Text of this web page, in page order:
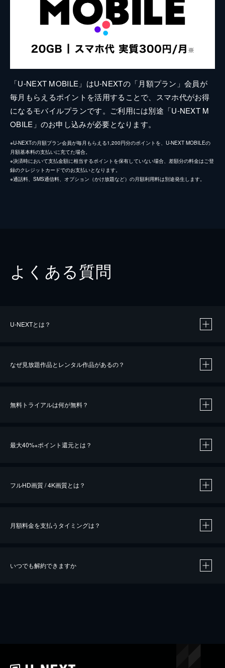
「U-NEXT MOBILE」はU-NEXTの「月額プラン」会員が
毎月もらえるポイントを活用することで、スマホ代がお得
になるモバイルプランです。ご利用には別途「U-NEXT M
OBILE」のお申し込みが必要となります。
※U-NEXTの月額プラン会員が毎月もらえる1,200円分のポイントを、U-NEXT MOBILEの
月額基本料の支払いに充てた場合。
※決済時において支払金額に相当するポイントを保有していない場合、差額分の料金はご登
録のクレジットカードでのお支払いとなります。
※通話料、SMS通信料、オプション（かけ放題など）の月額利用料は別途発生します。
よくある質問
U-NEXTとは？
なぜ見放題作品とレンタル作品があるの？
無料トライアルは何が無料？
最大40%※ポイント還元とは？
※40％ポイント還元の対象は、クレジットカード決済による作品の購入 / レンタルです。
iOSアプリのUコイン決済による作品の購入 / レンタルは、20％のポイント還元です。
フルHD画質 / 4K画質とは？
月額料金を支払うタイミングは？
いつでも解約できますか